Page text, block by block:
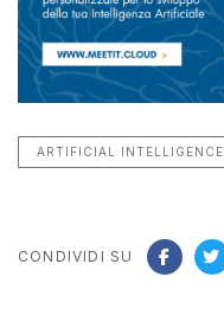
ARTIFICIAL INTELLIGENCE
CONDIVIDI SU